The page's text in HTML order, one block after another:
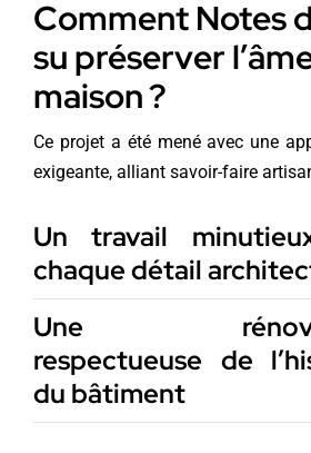
Comment Notes
su préserver
maison ?
Ce projet a été mené avec une
exigeante, alliant savoir-faire
Un travail
chaque détail
Une
respectueuse de
du bâtiment